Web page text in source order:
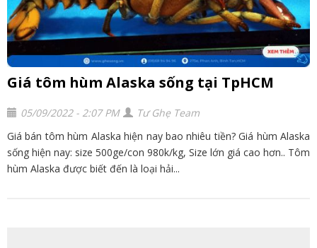
Giá tôm hùm Alaska sống tại TpHCM
05/09/2022 - 2:07 PM
Tư Ghẹ Team
Giá bán tôm hùm Alaska hiện nay bao nhiêu tiền? Giá hùm Alaska
sống hiện nay: size 500ge/con 980k/kg, Size lớn giá cao hơn.. Tôm
hùm Alaska được biết đến là loại hải...